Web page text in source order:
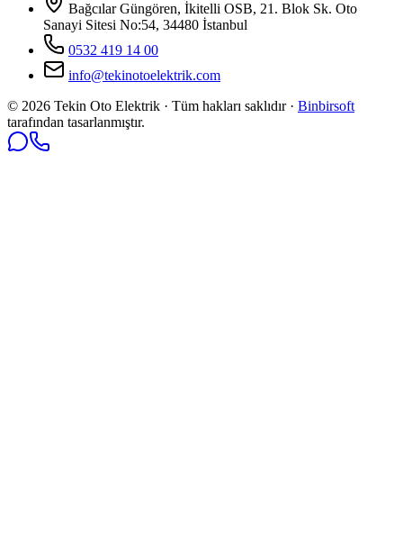
Bağcılar Güngören, İkitelli OSB, 21. Blok Sk. Oto
Sanayi Sitesi No:54, 34480 İstanbul
0532 419 14 00
info@tekinotoelektrik.com
© 2026 Tekin Oto Elektrik · Tüm hakları saklıdır · Binbirsoft
tarafından tasarlanmıştır.